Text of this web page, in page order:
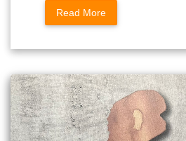
Read More